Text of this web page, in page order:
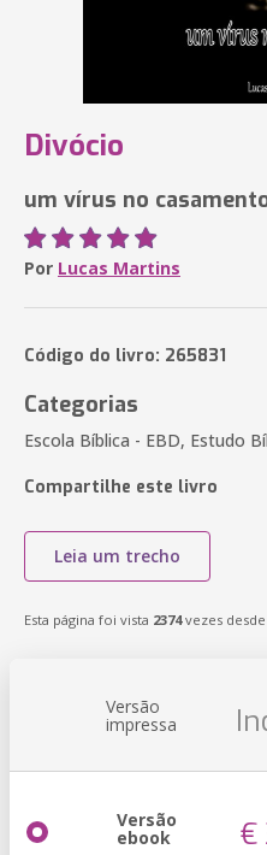
Divócio
um vírus no
Por Lucas Martins
Código do livro: 265831
Categorias
Escola Bíblica - EBD, Estudo
Compartilhe este livro
Leia um trecho
Esta página foi vista 2374vezes desde
Versão
impressa
Versão
ebook €